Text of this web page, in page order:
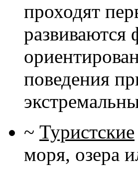
проходят
развиваются
поведения
~ Туристские
моря, озера